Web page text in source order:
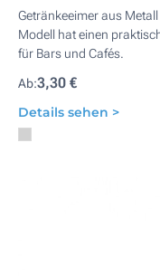
Getränkeeimer aus
Modell hat einen
für Bars und Cafés.
Ab:3,30 €
Details sehen >